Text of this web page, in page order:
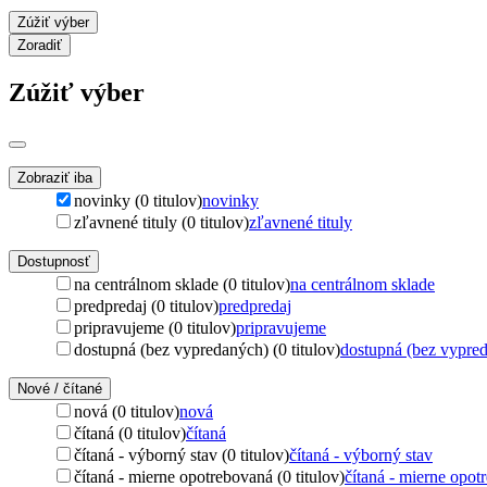
Zúžiť výber
Zoradiť
Zúžiť výber
Zobraziť iba
novinky (0 titulov)novinky
zľavnené tituly (0 titulov)zľavnené tituly
Dostupnosť
na centrálnom sklade (0 titulov)na centrálnom sklade
predpredaj (0 titulov)predpredaj
pripravujeme (0 titulov)pripravujeme
dostupná (bez vypredaných) (0 titulov)dostupná (bez
Nové / čítané
nová (0 titulov)nová
čítaná (0 titulov)čítaná
čítaná - výborný stav (0 titulov)čítaná - výborný stav
čítaná - mierne opotrebovaná (0 titulov)čítaná - mierne